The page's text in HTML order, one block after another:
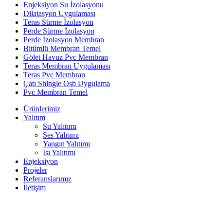
Enjeksiyon Su İzolasyonu
Dilatasyon Uygulaması
Teras Sürme İzolasyon
Perde Sürme İzolasyon
Perde İzolasyon Membran
Bitümlü Membran Temel
Gölet Havuz Pvc Membran
Teras Membran Uygulaması
Teras Pvc Membran
Çatı Shingle Osb Uygulama
Pvc Membran Temel
Ürünlerimiz
Yalıtım
Su Yalıtımı
Ses Yalıtımı
Yangın Yalıtımı
Isı Yalıtımı
Enjeksiyon
Projeler
Referanslarımız
İletişim